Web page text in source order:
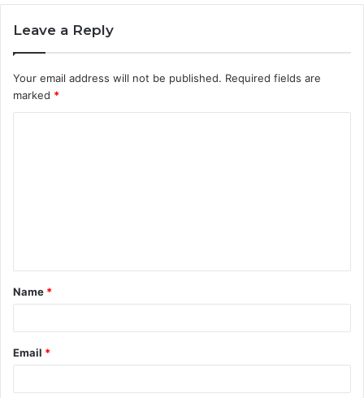
Leave a Reply
Your email address will not be published. Required fields are
marked *
t
*
Name *
Email *